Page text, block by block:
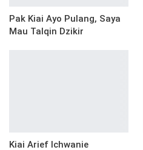
Pak Kiai Ayo Pulang, Saya
Mau Talqin Dzikir
Kiai Arief Ichwanie